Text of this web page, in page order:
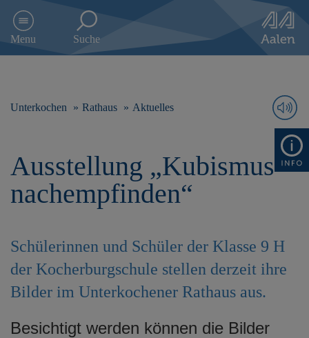
e
h
Menu Suche
Unterkochen Rathaus Aktuelles
Ausstellung „Kubismus
nachempfinden“
Schülerinnen und Schüler der Klasse 9 H
der Kocherburgschule stellen derzeit ihre
Bilder im Unterkochener Rathaus aus.
Besichtigt werden können die Bilder